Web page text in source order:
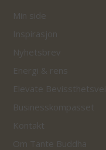
Min side
Inspirasjon
Nyhetsbrev
Energi & rens
Elevate
Businesskompasset
Kontakt
Om Tante Buddha